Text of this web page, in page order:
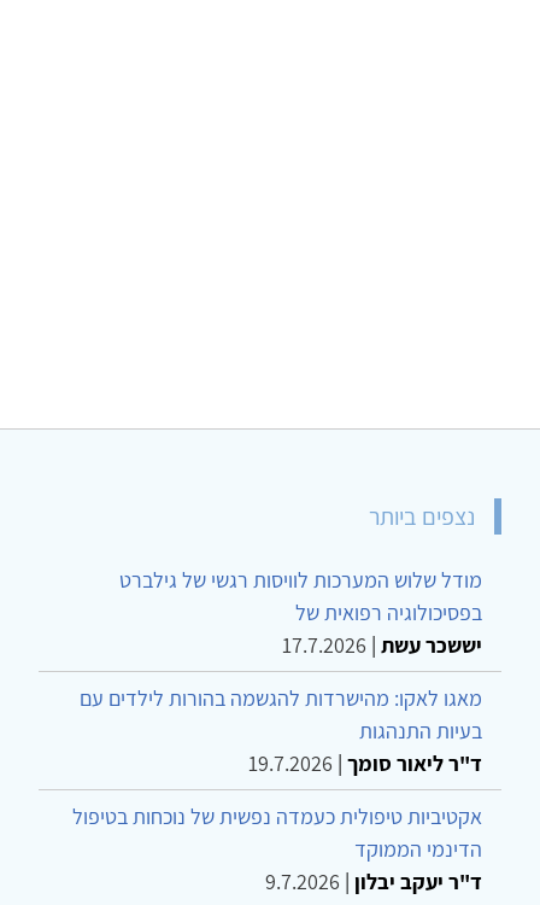
נצפים ביותר
מודל שלוש המערכות לוויסות רגשי של גילברט
בפסיכולוגיה רפואית של
יששכר עשת |
17.7.2026
מאגו לאקו: מהישרדות להגשמה בהורות לילדים עם
בעיות התנהגות
ד"ר ליאור סומך |
19.7.2026
אקטיביות טיפולית כעמדה נפשית של נוכחות בטיפול
הדינמי הממוקד
ד"ר יעקב יבלון |
9.7.2026